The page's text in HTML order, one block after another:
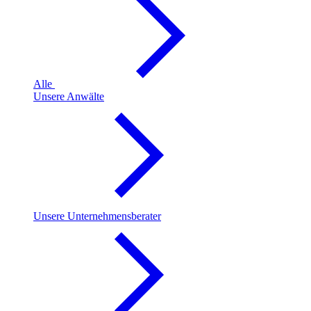
Alle
Unsere Anwälte
Unsere Unternehmensberater